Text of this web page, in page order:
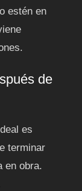
estén en
de
es
terminar
en obra.